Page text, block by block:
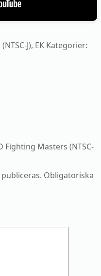
J), EK Kategorier:
Fighting Masters (NTSC-
Obligatoriska